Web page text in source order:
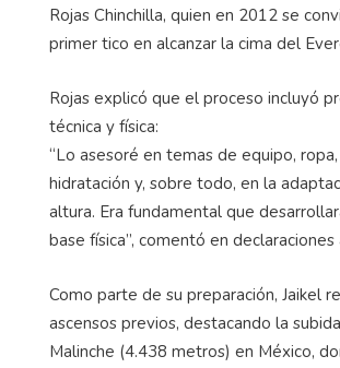
Rojas Chinchilla, quien en 2012 se
primer tico en alcanzar la cima del
Rojas explicó que el proceso incluyó
técnica y física:
“Lo asesoré en temas de equipo,
hidratación y, sobre todo, en la
altura. Era fundamental que
base física”, comentó en declaraciones
Como parte de su preparación, Jaikel
ascensos previos, destacando la
Malinche (4.438 metros) en México,